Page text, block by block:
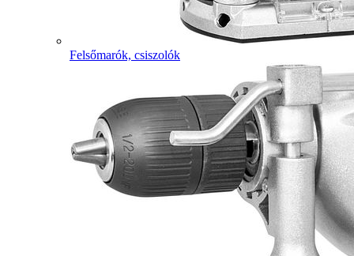
Felsőmarók, csiszolók